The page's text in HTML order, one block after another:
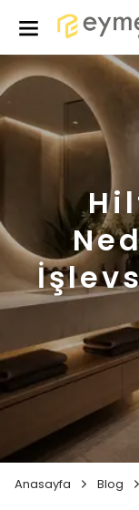
Anasayfa Blog